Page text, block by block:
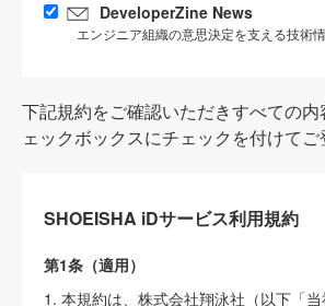
DeveloperZine News
エンジニア組織の意思決定を支える技術
下記規約をご確認いただきすべての
ェックボックスにチェックを付けてご
SHOEISHA iDサービス利用規約
第1条（適用）
1. 本規約は、株式会社翔泳社（以下「当